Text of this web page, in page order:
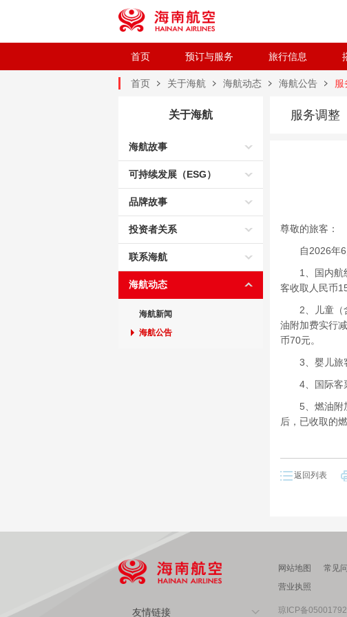
首页 预订与服务 旅行信息
首页 关于海航 海航动态 海航公告 服
关于海航
海航故事
可持续发展（ESG）
品牌故事
投资者关系
联系海航
海航动态
海航新闻
海航公告
服务调整
尊敬的旅客：
自2026年6月
1、国内航线
客收取人民币
2、儿童（含
油附加费实行
币70元。
3、婴儿旅客
4、国际客票
5、燃油附加
后，已收取的
返回列表
友情链接
网站地图 常见
营业执照
琼ICP备